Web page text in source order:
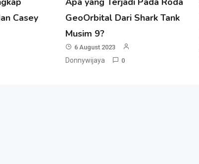
Casey
GeoOrbital Dari Shark Tank
Musim 9?
6 August 2023
Donnywijaya 0